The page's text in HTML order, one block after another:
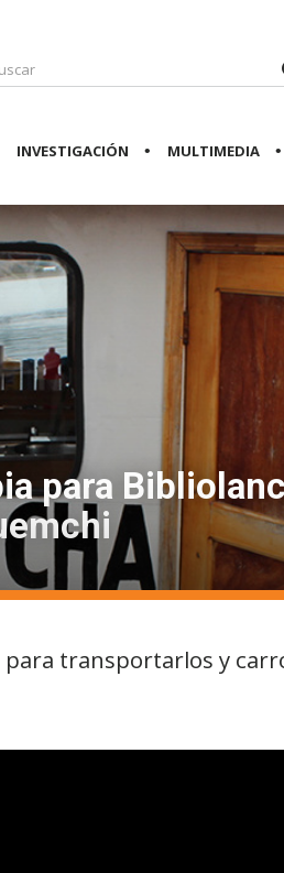
INVESTIGACIÓN MULTIMEDIA
para
transportarlos y